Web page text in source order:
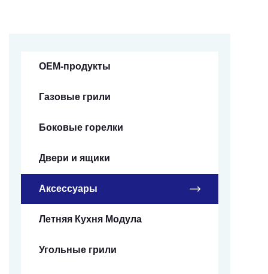
OEM-продукты
Газовые грили
Боковые горелки
Двери и ящики
Аксессуары
Летняя Кухня Модула
Угольные грили